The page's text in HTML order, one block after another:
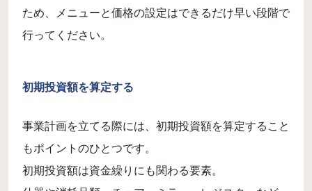
ため、メニューと価格の設定はできるだけ早い段階で
行ってください。
初期投資額を算定する
事業計画を立てる際には、初期投資額を算定すること
もポイントのひとつです。
初期投資額は資金繰りにも関わる要素。